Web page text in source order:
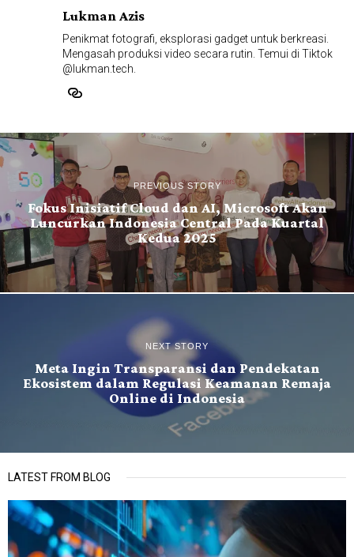
Lukman Azis
Penikmat fotografi, eksplorasi gadget untuk berkreasi.
Mengasah produksi video secara rutin. Temui di Tiktok
@lukman.tech.
PREVIOUS STORY
Fokus Inisiatif Cloud dan AI, Microsoft Akan
Luncurkan Indonesia Central Pada Kuartal
Kedua 2025
NEXT STORY
Meta Ingin Transparansi dan Pendekatan
Ekosistem dalam Regulasi Keamanan Remaja
Online di Indonesia
LATEST FROM BLOG